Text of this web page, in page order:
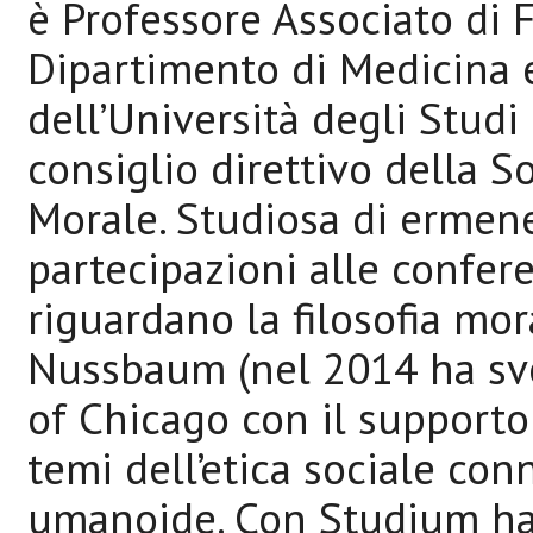
è Professore Associato di
Dipartimento di Medicina
dell’Università degli
consiglio direttivo della
Morale. Studiosa di
partecipazioni alle
riguardano la filosofia
Nussbaum (nel 2014 ha
of Chicago con il
temi dell’etica sociale
umanoide. Con Studium